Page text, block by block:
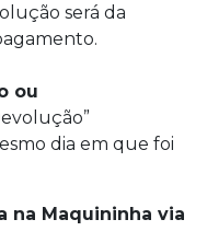
será da
ou
dia em que foi
na Maquininha via